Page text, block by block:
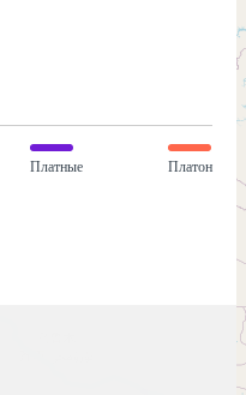
Платные Платон